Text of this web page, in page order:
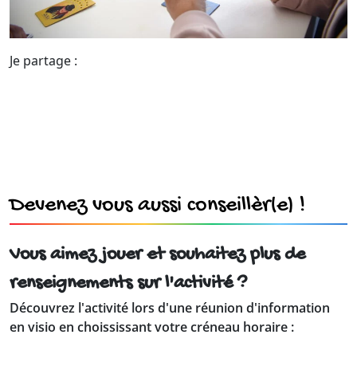
Je partage :
Devenez vous aussi conseillèr(e) !
Vous aimez jouer et souhaitez plus de
renseignements sur l'activité ?
Découvrez l'activité lors d'une réunion d'information
en visio en choississant votre créneau horaire :